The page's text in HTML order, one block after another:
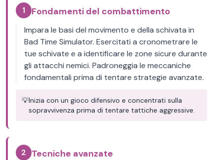
1 Fondamenti del combattimento
Impara le basi del movimento e della schivata in
Bad Time Simulator. Esercitati a cronometrare le
tue schivate e a identificare le zone sicure durante
gli attacchi nemici. Padroneggia le meccaniche
fondamentali prima di tentare strategie avanzate.
💡Inizia con un gioco difensivo e concentrati sulla
sopravvivenza prima di tentare tattiche aggressive.
2 Tecniche avanzate